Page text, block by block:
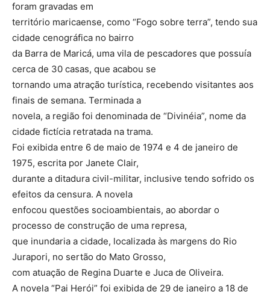
foram gravadas em
território maricaense, como “Fogo sobre terra”, tendo sua
cidade cenográfica no bairro
da Barra de Maricá, uma vila de pescadores que possuía
cerca de 30 casas, que acabou se
tornando uma atração turística, recebendo visitantes aos
finais de semana. Terminada a
novela, a região foi denominada de “Divinéia”, nome da
cidade fictícia retratada na trama.
Foi exibida entre 6 de maio de 1974 e 4 de janeiro de
1975, escrita por Janete Clair,
durante a ditadura civil-militar, inclusive tendo sofrido os
efeitos da censura. A novela
enfocou questões socioambientais, ao abordar o
processo de construção de uma represa,
que inundaria a cidade, localizada às margens do Rio
Jurapori, no sertão do Mato Grosso,
com atuação de Regina Duarte e Juca de Oliveira.
A novela “Pai Herói” foi exibida de 29 de janeiro a 18 de